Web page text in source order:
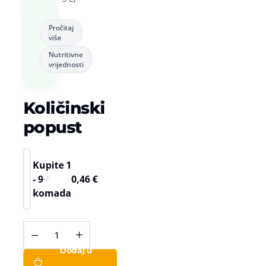
Pročitaj
više
Nutritivne
vrijednosti
Količinski
popust
Kupite 1
- 9
komada
0,46€
Frutilu
instant
napitak
Badem,
Dodaj u